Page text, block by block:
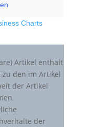
Charts
Artikel enthält
den im Artikel
der Artikel
der